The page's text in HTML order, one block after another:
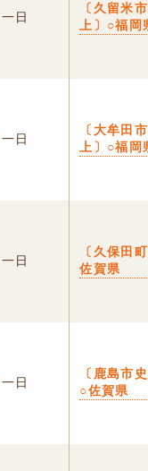
日
〔久留
上〕○福岡
日
〔大牟
上〕○福岡
日
〔久保田
佐賀県
日
〔鹿島市
○佐賀県